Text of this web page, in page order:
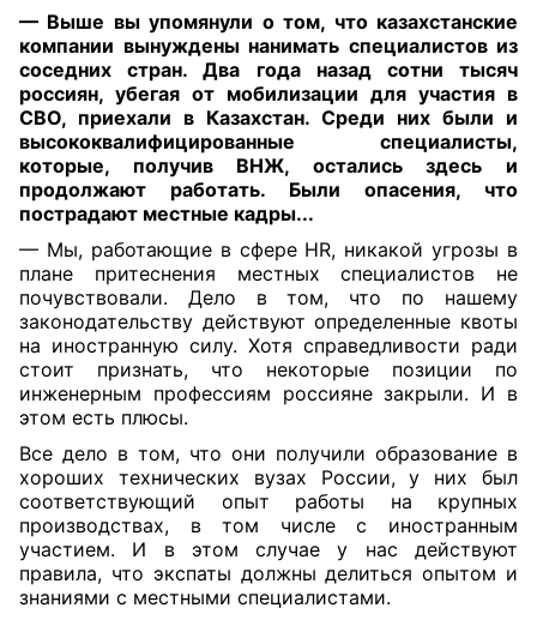
— Выше вы упомянули о том, что казахстанские
компании вынуждены нанимать специалистов из
соседних стран. Два года назад сотни тысяч
россиян, убегая от мобилизации для участия в
СВО, приехали в Казахстан. Среди них были и
высококвалифицированные специалисты,
которые, получив ВНЖ, остались здесь и
продолжают работать. Были опасения, что
пострадают местные кадры...
— Мы, работающие в сфере HR, никакой угрозы в
плане притеснения местных специалистов не
почувствовали. Дело в том, что
по нашему
законодательству действуют определенные квоты
на иностранную силу. Хотя справедливости ради
стоит признать, что некоторые позиции по
инженерным профессиям россияне закрыли. И в
этом есть плюсы.
Все дело в том, что они получили образование в
хороших технических вузах России, у них был
соответствующий опыт работы на крупных
производствах, в том числе с иностранным
участием. И в этом случае у нас действуют
правила, что экспаты должны делиться опытом и
знаниями с местными специалистами.